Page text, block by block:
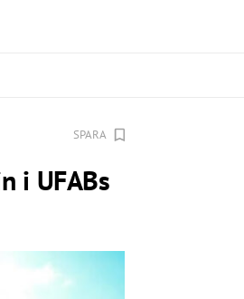
SPARA
i UFABs